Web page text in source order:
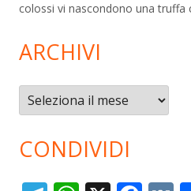
colossi vi nascondono una truffa
ARCHIVI
Archivi
CONDIVIDI